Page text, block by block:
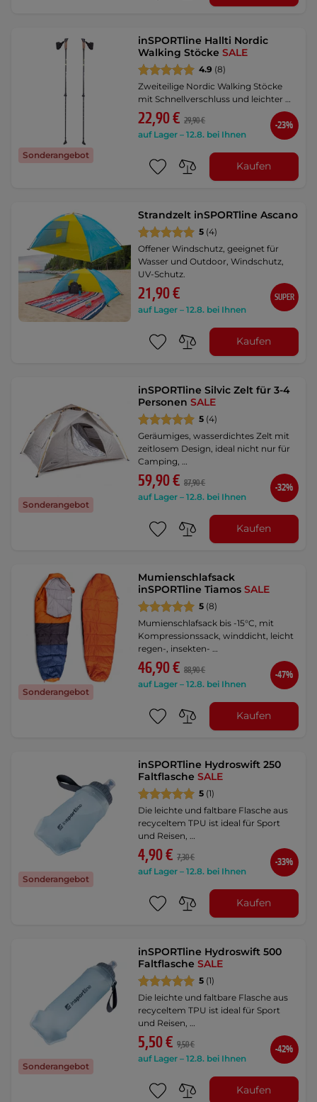
Sonderangebot
inSPORTline Hallti Nordic
Walking StöckeSALE
4.9 (8)
Zweiteilige Nordic Walking Stöcke
mit Schnellverschluss und leichter …
22,90 € 29,90 €
auf Lager – 12.8. bei Ihnen
-23%
Kaufen
Strandzelt inSPORTline Ascano
5 (4)
Offener Windschutz, geeignet für
Wasser und Outdoor, Windschutz,
UV-Schutz.
21,90 €
auf Lager – 12.8. bei Ihnen
SUPER
Kaufen
Sonderangebot
inSPORTline Silvic Zelt für 3-4
PersonenSALE
5 (4)
Geräumiges, wasserdichtes Zelt mit
zeitlosem Design, ideal nicht nur für
Camping, …
59,90 € 87,90 €
auf Lager – 12.8. bei Ihnen
-32%
Kaufen
Sonderangebot
Mumienschlafsack
inSPORTline TiamosSALE
5 (8)
Mumienschlafsack bis -15°C, mit
Kompressionssack, winddicht, leicht
regen-, insekten- …
46,90 € 88,90 €
auf Lager – 12.8. bei Ihnen
-47%
Kaufen
Sonderangebot
inSPORTline Hydroswift 250
FaltflascheSALE
5 (1)
Die leichte und faltbare Flasche aus
recyceltem TPU ist ideal für Sport
und Reisen, …
4,90 € 7,30 €
auf Lager – 12.8. bei Ihnen
-33%
Kaufen
Sonderangebot
inSPORTline Hydroswift 500
FaltflascheSALE
5 (1)
Die leichte und faltbare Flasche aus
recyceltem TPU ist ideal für Sport
und Reisen, …
5,50 € 9,50 €
auf Lager – 12.8. bei Ihnen
-42%
Kaufen